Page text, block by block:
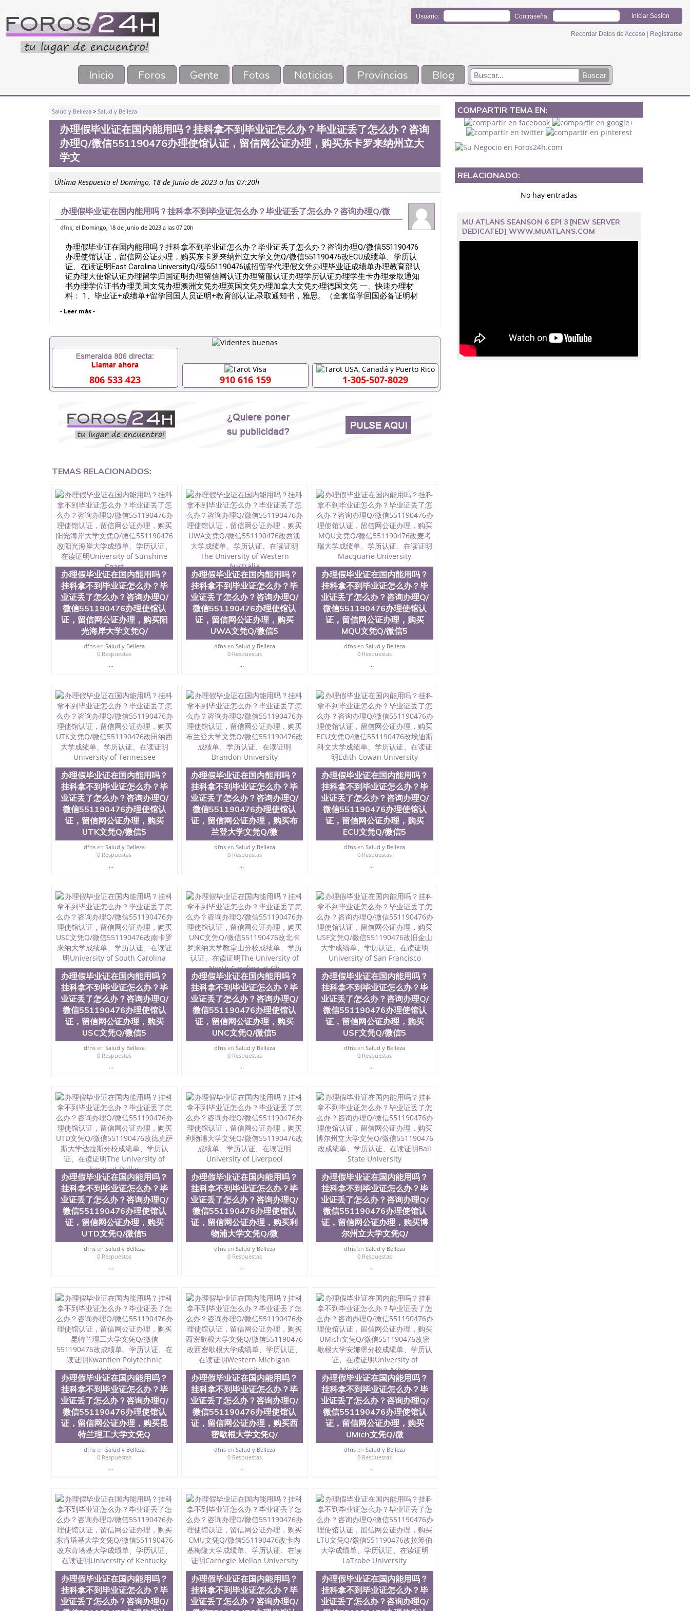
Usuario: Contraseña:
Recordar Datos de Acceso Registrarse
Inicio Foros Gente Fotos Noticias Provincias Blog
Salud y Belleza > Salud y Belleza
办理假毕业证在国内能用吗？挂科拿不到毕业证怎么办？毕业证丢了怎么办？咨询
办理Q/微信551190476办理使馆认证，留信网公证办理，购买东卡罗来纳州立大
学文
Última Respuesta el Domingo, 18 de Junio de 2023 a las 07:20h
办理假毕业证在国内能用吗？挂科拿不到毕业证怎么办？毕业证丢了怎么办？咨询办理Q/微
信551190476办理使馆认证，留信网公证办理，购买东卡罗来纳州立大学文
dfns, el Domingo, 18 de Junio de 2023 a las 07:20h
办理假毕业证在国内能用吗？挂科拿不到毕业证怎么办？毕业证丢了怎么办？咨询办理Q/微信551190476
办理使馆认证，留信网公证办理，购买东卡罗来纳州立大学文凭Q/微信551190476改ECU成绩单、学历认
证、在读证明East Carolina UniversityQ/薇551190476诚招留学代理假文凭办理毕业证成绩单办理教育部认
证办理大使馆认证办理留学归国证明办理留信网认证办理留服认证办理学历认证办理学生卡办理录取通知
书办理学位证书办理美国文凭办理澳洲文凭办理英国文凭办理加拿大文凭办理德国文凭 一、快速办理材
料： 1、毕业证+成绩单+留学回国人员证明+教育部认证,录取通知书，雅思。（全套留学回国必备证明材
请学校、转学，甚至是申请工签都可以用到）。 注：上述材料，随时都可以安排办理，毕业证成绩单，学
业证成绩单可以办学历认证吗551190476要定居国外需要办理什么材料551190476入职事业单位/国企假的
毕业证会查吗551190476入职国企/事业单位需要些什么材料551190476办理假毕业证在国内能用吗, 挂科拿
不到毕业证怎么办, 毕业证丢了怎么办, 没有正常毕业怎么办理毕业证,没毕业可以办学历认证吗,您是否因为
中途辍学、挂科而没有正常毕业551190476您是否因为递交材料不齐而被拒之门外551190476您是否因没正
常毕业而导致回国得不到教育部认证在校挂科了不想读了,成绩不理想毕不了业怎么办551190476找工作没
有文凭怎么办,怎么办理本科/研究生文凭551190476如何办理本科/硕士毕业证551190476网上买文凭可靠吗
551190476哪里可以买国外文凭551190476国外本科毕业证怎么办理551190476国外大学文凭可以打工作吗
551190476留学生在哪里可以买假毕业证551190476哪里可以办理加拿大毕业证551190476申请学校办理假
的毕业证成绩单可以吗551190476哪里可以办理水印成绩单551190476哪里可以修改成绩单GPA分数
551190476假毕业证能查出来吗551190476假文凭网上能查到吗551190476 如何拿到国外毕业证QQ微信
551190476办假大学毕业证QQ微信551190476国外毕业证去哪认证QQ微信551190476找毕业证封皮QQ微信
理QQ微信551190476法国留学回国证明QQ微信551190476 国外烫金照片QQ微信551190476外国文凭在中国
硕士文凭办理QQ微信551190476 网上买文凭可靠吗QQ微信551190476买国外文凭质量QQ微信551190476国
外本科毕业证怎么办理QQ微信551190476国外大学文凭真制作QQ微信551190476办国外文凭可找工作QQ微
信551190476国外大学有毕业证QQ微信551190476办理国外毕业证价格QQ微信551190476国外编号查询QQ
微信551190476办理国外文凭要交定金吗QQ微信551190476办国外可查文凭QQ微信551190476网上购买真
文凭可信吗QQ微信551190476学士学位证书查询机构QQ微信551190476 国外资格证书办理QQ微信
551190476如何办理学历认证QQ微信551190476海外文凭认证办理QQ微信551190476 圣何塞州立大学
（San Jose State University, 又译为“圣荷西州立大学”）成立于1857年，简称SJSU，是加州历史悠久的大
学之一，也是美西地区的公立大学之一。位于圣何塞市San Jose中心，占地154公顷。它是一所位于加利
福尼亚州的著名综合性公立大学，它以极高的就业率，全美名列前茅的毕业薪资，浓厚的多元化学术氛
围，杰出的本科教育质量，被《福克斯》杂志评选为全美50强公立综合性大学，每年有来自世界各地的成
百上千的海外学生前往求学。 至今，这是一所在世界上享有学术地位、声誉、实习机会和影响力的高等教
育机构，并获誉为美国本科教育质量的核心代表。其计算机系与会计系更是在当今美国大学教学排名中表
现优异。其毕业生大多可以在其所处地域的世界硅谷中心得到工作机会。许多硅谷公司甚至在学生大三和
大四的学期提供许多相应科系的实习机会。无论是加州大学系统(UC)，还是加州州立大学系统(CSU), 圣何
塞州立大学都占据着加州所有大学中的地理位置。 圣何塞州立大学座落于硅谷(Silicon Valley), 于附近的旧
金山-圣何塞地区为全美的重要科技中心。约有学生三万人，超过134种学士学科和65个硕士学科，并有来
自世界60余国的学生来此就读。其有名的科系如计算机科学，电子工程学，工商管理学，艺术设计，和航
空学等，深受性肯定及好评；而各种大学部和研究所的商学课程也吸引了众多不同国家的专业人士前来研
究与学习。 二、办理流程： 1、收集客户办理信息； 2、客户付定金下单； 3、公司确认到账转制作点做电
证，留服真实存档可查，存档。 2、留学回国人员证明（使馆认证），使馆网站真实存档可查。 3、留信网
真实可查认证办理，存档可查，终身受用。 四、办理流程农业科学院、艺术与建筑学院、商学院、交流学
院、地球及物质科学院、教育学院、工程学院、健康与人类发展学院、信息工程与科学学院、人文学院、
护理学院、科学学院等。学校的教育学院排名在全美前十名，工学院排名在前十五名，且继续攀升中。纽
约大学为学生们提供本科、硕士及博士学位。学校的专业课程包括：会计学、MBA、财务、教育、建筑工
程、经济、医学、护理、文学、音乐、生物学、统计学、美术、电子工程、天文学、农业、环境污染控
制、历史、电气工程、生物工程、建筑设计、工商管理、材料科学、机械工程、航天工程、土木工程、数
学、化学、英语、社会科学、心理学、戏剧、市场营销、机械工程、计算机科学、物理学、人工智能、商
科、金融专业 1、客户提供相关材料，确定客户办理信息，给出操作方案； 2、补充毕业证成绩单等相关材
料； 3、留服注册申请账号，付定金； 4、预约递交时间，公司人员陪同客户本人一起去留服递交材料；
5、等待结果，完成结果书留服直接邮寄给客户 6、客户确认收到结果，付余款。 我们对海外大学及学院的
毕业证成绩单所使用的材料，尺寸大小，防伪结构（包括：水印，阴影底纹，钢印LOGO烫金烫银，LOGO
烫金烫银复合重叠。 文字图案浮雕，激光镭射，紫外荧光，温感，复印防伪）都有原版本文凭对照。质量
得到了广大海外客户群体的认可，同时和海外学校留学中介， 同时能做到与时俱进，及时掌握各大院校的
（毕业证，成绩单，资格证，学生卡，结业证，录取通知书，在读证明等相关材料）的版本更新信息， 能
够在时间掌握的海外学历文凭的样版，尺寸大小，纸张材质，防伪技术等等，并在时间收集到原版实物，
以求达到客户的需求。 我们的优势： 我们在保证合理定价的同时，坚持较高性价比，通过品质和效率不断
公司专业制作、办理、仿制、成绩单文凭、改成绩、教育部学历学位认证、毕业证、成绩单、文凭、学历
文凭、假文凭假毕业证假学历书制作、假制作、办理、仿制学位证书、毕业证文凭、文凭毕业证、毕业证
认证、留服认证、使馆认证、使馆证明、使馆留学回国人员证明、留学生认证、学历认证、文凭认证学位
认证、留学生学历认证、留学生学位认证、英国文凭学历、美国文凭学历、澳洲文凭学历、加拿大文凭学
历、新西兰学历认证等q:551190476 微信：551190476 圣何塞州立大学毕业证（San Jose State
University）圣何塞州立大学毕业证（San Jose State University）圣何塞州立大学毕业证（San Jose State
University）圣何塞州立大学成绩单（San Jose State University）圣何塞州立大学成绩单（ San Jose State
University）圣何塞州立大学成绩单（San Jose State University）成绩单圣何塞州立大学文凭（San Jose
State University）圣何塞州立大学（San Jose State University）圣何塞州立大学（San Jose State
University）圣何塞州立大学（ San Jose State University）圣何塞州立大学（San Jose State University）
圣何塞州立大学文凭（San Jose State University）圣何塞州立大学文凭（San Jose State University）文凭
圣何塞州立大学文凭（San Jose State University）圣何塞州立大学学历（ San Jose State University）圣何
塞州立大学学历（San Jose State University）圣何塞州立大学学历（San Jose State University）圣 塞州立
大学学历（San Jose State University）圣何塞州立大学（San Jose State University）圣何塞州立大学
（San Jose State University）圣何塞州立大学（San Jose State University）圣何塞州立大学（San Jose
State University）圣何塞州立大学学位证（San Jose State University）圣何塞州立大学学位证（San Jose
State University）圣何塞州立大学学位证（San Jose State University）圣何塞州立大学（San Jose State
University）圣何塞州立大学（San Jose State University）圣何塞州立大学（San Jose State University）圣
立大学学位证（San Jose State University）圣何塞州立大学学位证（San Jose State University）圣何塞州
立大学学历证书（San Jose State University）圣何塞州立大学学历证书（San Jose State University）圣何
塞州立大学学历证书（San Jose State University）澳洲读书未毕业找人做文凭学位qq微信551190476澳洲
读CQU中央昆士兰大学学历 绩单购买学位证书/澳洲读本科硕士做文凭/购买澳洲大学毕业证成绩单假文凭
学历offieUniversityofSouthernQueensland 澳洲读书未毕业找人做文凭学位qq微信551190476澳洲读CQU中
央昆士兰大学学历成绩单购买学位证书/澳洲读本科硕士做文凭/购买澳洲大学毕业证成绩单假文凭学历办
理假毕业证在国内能用吗？挂科拿不到毕业证怎么办？毕业证丢了怎么办？咨询办理Q/微信551190476办
理使馆认证，留信网公证办理，购买东卡罗来纳州立大学文凭Q/微信551190476改ECU成绩单、学历认证、
在读证明East Carolina University
- Leer más -
806 533 423 910 616 159 1-305-507-8029
TEMAS RELACIONADOS:
办理假毕业证在国内能用吗？
挂科拿不到毕业证怎么办？毕
业证丢了怎么办？咨询办理Q/
微信551190476办理使馆认
证，留信网公证办理，购买阳
光海岸大学文凭Q/
dfns enSalud y Belleza
0 Respuestas
...
办理假毕业证在国内能用吗？
挂科拿不到毕业证怎么办？毕
业证丢了怎么办？咨询办理Q/
微信551190476办理使馆认
证，留信网公证办理，购买
UWA文凭Q/微信5
dfnsen Salud y Belleza
0 Respuestas
...
办理假毕业证在国内能用吗？
挂科拿不到毕业证怎么办？毕
业证丢了怎么办？咨询办理Q/
微信551190476办理使馆认
证，留信网公证办理，购买
MQU文凭Q/微信5
dfns enSalud y Belleza
0 Respuestas
...
办理假毕业证在国内能用吗？
挂科拿不到毕业证怎么办？毕
业证丢了怎么办？咨询办理Q/
微信551190476办理使馆认
证，留信网公证办理，购买
UTK文凭Q/微信5
dfns enSalud y Belleza
0 Respuestas
...
办理假毕业证在国内能用吗？
挂科拿不到毕业证怎么办？毕
业证丢了怎么办？咨询办理Q/
微信551190476办理使馆认
证，留信网公证办理，购买布
兰登大学文凭Q/微
dfnsen Salud y Belleza
0 Respuestas
...
办理假毕业证在国内能用吗？
挂科拿不到毕业证怎么办？毕
业证丢了怎么办？咨询办理Q/
微信551190476办理使馆认
证，留信网公证办理，购买
ECU文凭Q/微信5
dfns enSalud y Belleza
0 Respuestas
...
办理假毕业证在国内能用吗？
挂科拿不到毕业证怎么办？毕
业证丢了怎么办？咨询办理Q/
微信551190476办理使馆认
证，留信网公证办理，购买
USC文凭Q/微信5
dfns enSalud y Belleza
0 Respuestas
...
办理假毕业证在国内能用吗？
挂科拿不到毕业证怎么办？毕
业证丢了怎么办？咨询办理Q/
微信551190476办理使馆认
证，留信网公证办理，购买
UNC文凭Q/微信5
dfnsen Salud y Belleza
0 Respuestas
...
办理假毕业证在国内能用吗？
挂科拿不到毕业证怎么办？毕
业证丢了怎么办？咨询办理Q/
微信551190476办理使馆认
证，留信网公证办理，购买
USF文凭Q/微信5
dfns enSalud y Belleza
0 Respuestas
...
办理假毕业证在国内能用吗？
挂科拿不到毕业证怎么办？毕
业证丢了怎么办？咨询办理Q/
微信551190476办理使馆认
证，留信网公证办理，购买
UTD文凭Q/微信5
dfns enSalud y Belleza
0 Respuestas
...
办理假毕业证在国内能用吗？
挂科拿不到毕业证怎么办？毕
业证丢了怎么办？咨询办理Q/
微信551190476办理使馆认
证，留信网公证办理，购买利
物浦大学文凭Q/微
dfnsen Salud y Belleza
0 Respuestas
...
办理假毕业证在国内能用吗？
挂科拿不到毕业证怎么办？毕
业证丢了怎么办？咨询办理Q/
微信551190476办理使馆认
证，留信网公证办理，购买博
尔州立大学文凭Q/
dfns enSalud y Belleza
0 Respuestas
...
办理假毕业证在国内能用吗？
挂科拿不到毕业证怎么办？毕
业证丢了怎么办？咨询办理Q/
微信551190476办理使馆认
证，留信网公证办理，购买昆
特兰理工大学文凭Q
dfns enSalud y Belleza
0 Respuestas
...
办理假毕业证在国内能用吗？
挂科拿不到毕业证怎么办？毕
业证丢了怎么办？咨询办理Q/
微信551190476办理使馆认
证，留信网公证办理，购买西
密歇根大学文凭Q/
dfnsen Salud y Belleza
0 Respuestas
...
办理假毕业证在国内能用吗？
挂科拿不到毕业证怎么办？毕
业证丢了怎么办？咨询办理Q/
微信551190476办理使馆认
证，留信网公证办理，购买
UMich文凭Q/微
dfns enSalud y Belleza
0 Respuestas
...
办理假毕业证在国内能用吗？
挂科拿不到毕业证怎么办？毕
业证丢了怎么办？咨询办理Q/
办理假毕业证在国内能用吗？
挂科拿不到毕业证怎么办？毕
业证丢了怎么办？咨询办理Q/
办理假毕业证在国内能用吗？
挂科拿不到毕业证怎么办？毕
业证丢了怎么办？咨询办理Q/
COMPARTIR TEMA EN:
RELACIONADO:
No hay entradas
MU ATLANS SEANSON 6 EPI 3 [NEW SERVER
DEDICATED] WWW.MUATLANS.COM